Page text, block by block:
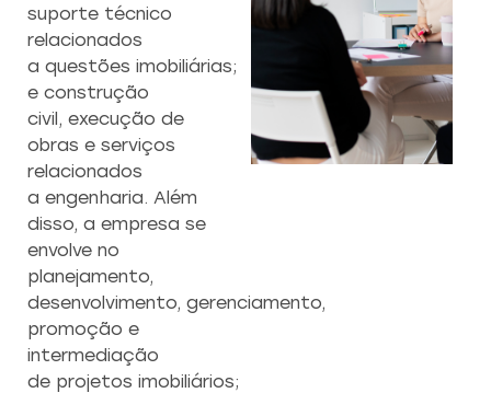
suporte técnico
relacionados
a questões imobiliárias;
e construção
civil, execução de
obras e serviços
relacionados
a engenharia. Além
disso, a empresa se
envolve no
planejamento,
desenvolvimento, gerenciamento,
promoção e
intermediação
de projetos imobiliários;
estratégias eficazes
empreendedores